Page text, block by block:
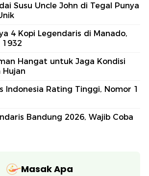
Susu Uncle John di Tegal Punya
4 Kopi Legendaris di Manado,
1932
Hangat untuk Jaga Kondisi
Hujan
Indonesia Rating Tinggi, Nomor 1
Bandung 2026, Wajib Coba
Masak Apa